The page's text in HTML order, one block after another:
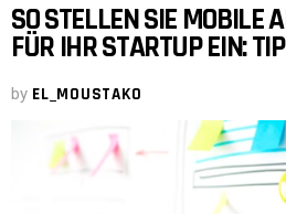
SO STELLEN SIE MOBILE
FÜR IHR STARTUP EIN:
by EL_MOUSTAKO